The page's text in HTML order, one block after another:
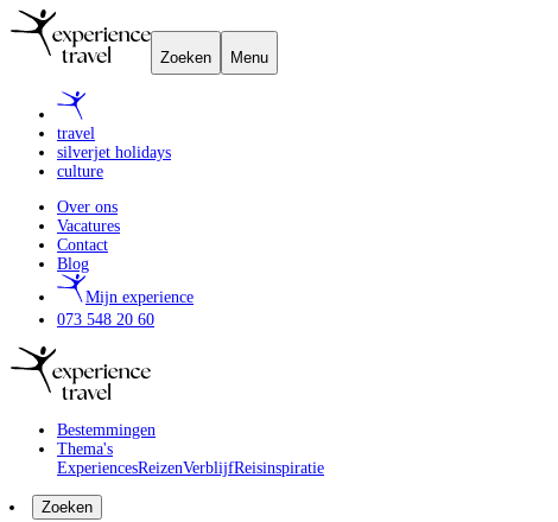
Zoeken Menu
travel
silverjet holidays
culture
Over ons
Vacatures
Contact
Blog
Mijn experience
073 548 20 60
Bestemmingen
Thema's
ExperiencesReizenVerblijfReisinspiratie
Zoeken